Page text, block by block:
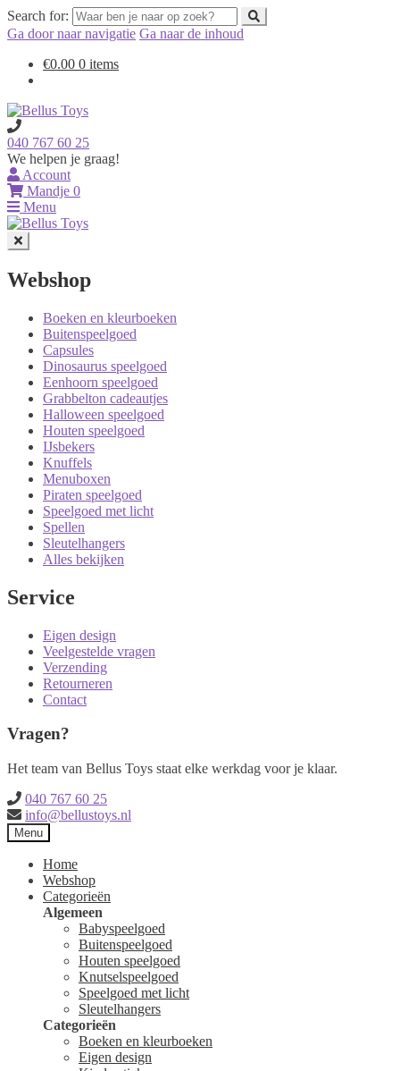
Search for:
Ga door naar navigatie Ga naar de inhoud
€0.00 0 items
040 767 60 25
We helpen je graag!
Account
Mandje 0
Menu
Webshop
Boeken en kleurboeken
Buitenspeelgoed
Capsules
Dinosaurus speelgoed
Eenhoorn speelgoed
Grabbelton cadeautjes
Halloween speelgoed
Houten speelgoed
IJsbekers
Knuffels
Menuboxen
Piraten speelgoed
Speelgoed met licht
Spellen
Sleutelhangers
Alles bekijken
Service
Eigen design
Veelgestelde vragen
Verzending
Retourneren
Contact
Vragen?
Het team van Bellus Toys staat elke werkdag voor je klaar.
040 767 60 25
info@bellustoys.nl
Menu
Home
Webshop
Categorieën
Algemeen
Babyspeelgoed
Buitenspeelgoed
Houten speelgoed
Knutselspeelgoed
Speelgoed met licht
Sleutelhangers
Categorieën
Boeken en kleurboeken
Eigen design